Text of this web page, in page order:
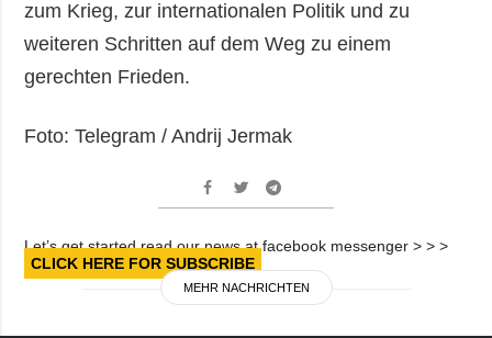
zum Krieg, zur internationalen Politik und zu
weiteren Schritten auf dem Weg zu einem
gerechten Frieden.
Foto: Telegram / Andrij Jermak
Let’s get started read our news at facebook messenger > > >
CLICK HERE FOR SUBSCRIBE
MEHR NACHRICHTEN